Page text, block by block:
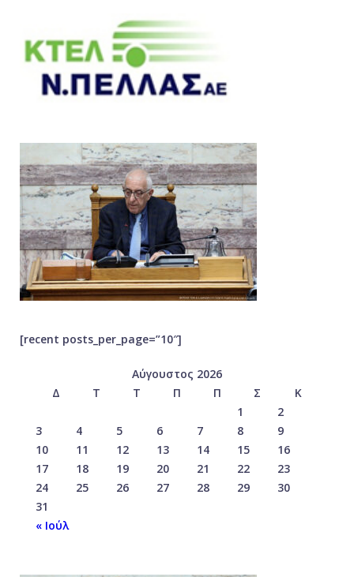
[recent posts_per_page=”10″]
Αύγουστος 2026
Δ
Τ Τ Π Π Σ
Κ
1
2
3
4 5 6 7 8
9
10
11 12 13 14 15
16
17
18 19 20 21 22
23
24
25 26 27 28 29
30
31
« Ιούλ